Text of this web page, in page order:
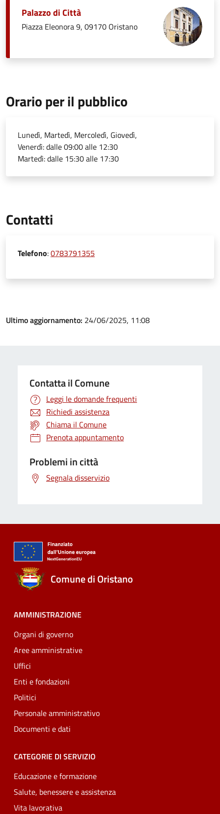
Palazzo di Città
Piazza Eleonora 9, 09170 Oristano
Orario per il pubblico
Lunedì, Martedì, Mercoledì, Giovedì,
Venerdì: dalle 09:00 alle 12:30
Martedì: dalle 15:30 alle 17:30
Contatti
Telefono:0783791355
Ultimo aggiornamento: 24/06/2025, 11:08
Contatta il Comune
Leggi le domande frequenti
Richiedi assistenza
Chiama il Comune
Prenota appuntamento
Problemi in città
Segnala disservizio
Comune di Oristano
AMMINISTRAZIONE
Organi di governo
Aree amministrative
Uffici
Enti e fondazioni
Politici
Personale amministrativo
Documenti e dati
CATEGORIE DI SERVIZIO
Educazione e formazione
Salute, benessere e assistenza
Vita lavorativa